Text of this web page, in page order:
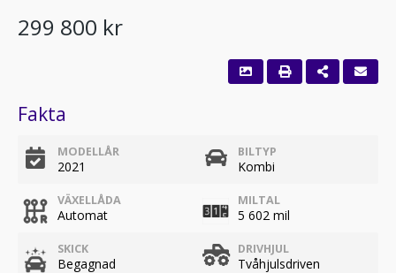
299 800 kr
Fakta
MODELLÅR
2021
BILTYP
Kombi
VÄXELLÅDA
Automat
MILTAL
5 602 mil
SKICK
Begagnad
DRIVHJUL
Tvåhjulsdriven